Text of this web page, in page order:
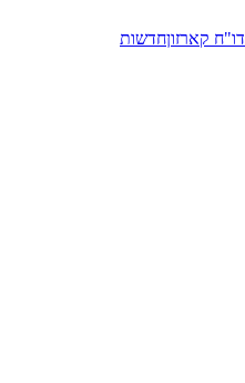
דו"ח קארזוןחדשות